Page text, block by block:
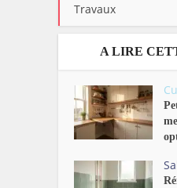
Travaux
A LIRE